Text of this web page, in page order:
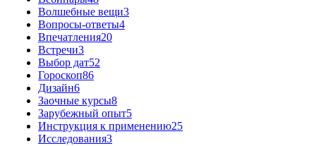
Волшебные вещи3
Вопросы-ответы4
Впечатления20
Встречи3
Выбор дат52
Гороскоп86
Дизайн6
Заочные курсы8
Зарубежный опыт5
Инструкция к применению25
Исследования3